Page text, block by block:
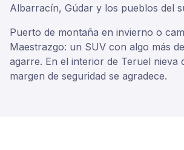
Albarracín, Gúdar y los pueblos del
Puerto de montaña en invierno o
Maestrazgo: un SUV con algo más
agarre. En el interior de Teruel nieva
margen de seguridad se agradece.